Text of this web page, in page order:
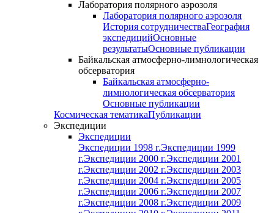
Лаборатория полярного аэрозоля
Лаборатория полярного аэрозоля
История сотрудничестваГеография
экспедицийОсновные
результатыОсновные публикации
Байкальская атмосферно-лимнологическая
обсерватория
Байкальская атмосферно-
лимнологическая обсерватория
Основные публикации
Космическая тематикаПубликации
Экспедиции
Экспедиции
Экспедиции 1998 г.Экспедиции 1999
г.Экспедиции 2000 г.Экспедиции 2001
г.Экспедиции 2002 г.Экспедиции 2003
г.Экспедиции 2004 г.Экспедиции 2005
г.Экспедиции 2006 г.Экспедиции 2007
г.Экспедиции 2008 г.Экспедиции 2009